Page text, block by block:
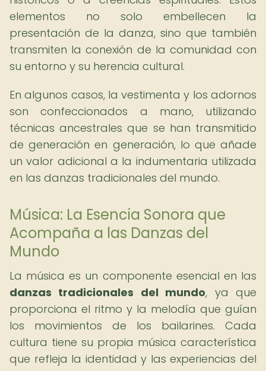
elementos no solo embellecen la
presentación de la danza, sino que también
transmiten la conexión de la comunidad con
su entorno y su herencia cultural.
En algunos casos, la vestimenta y los adornos
son confeccionados a mano, utilizando
técnicas ancestrales que se han transmitido
de generación en generación, lo que añade
un valor adicional a la indumentaria utilizada
en las danzas tradicionales del mundo.
Música: La Esencia Sonora que
Acompaña a las Danzas del
Mundo
La música es un componente esencial en las
danzas tradicionales del mundo, ya que
proporciona el ritmo y la melodía que guían
los movimientos de los bailarines. Cada
cultura tiene su propia música característica
que refleja la identidad y las experiencias del